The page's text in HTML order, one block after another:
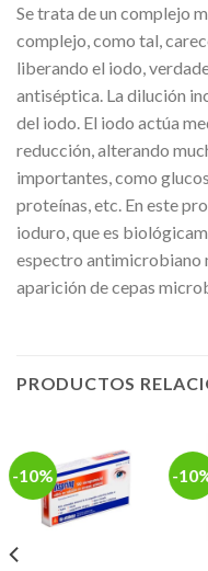
Se trata de un complejo
complejo, como tal,
liberando el iodo,
antiséptica. La dilución
del iodo. El iodo actúa
reducción, alterando
importantes, como
proteínas, etc. En este
ioduro, que es
espectro antimicrobiano
aparición de cepas
PRODUCTOS
-10% -